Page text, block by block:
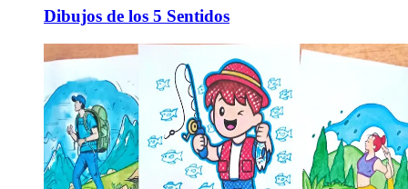
Dibujos de los 5 Sentidos